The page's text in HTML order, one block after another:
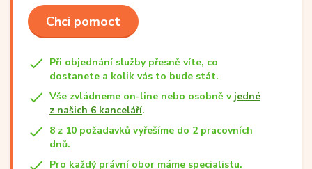
Chci pomoct
Při objednání služby přesně víte, co
dostanete a kolik vás to bude stát.
Vše zvládneme on-line nebo osobně v jedné
z našich 6 kanceláří.
8 z 10 požadavků vyřešíme do 2 pracovních
dnů.
Pro každý právní obor máme specialistu.